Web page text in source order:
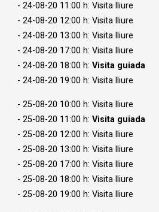
- 24-08-20 11:00 h: Visita lliure
- 24-08-20 12:00 h: Visita lliure
- 24-08-20 13:00 h: Visita lliure
- 24-08-20 17:00 h: Visita lliure
- 24-08-20 18:00 h: Visita guiada
- 24-08-20 19:00 h: Visita lliure
- 25-08-20 10:00 h: Visita lliure
- 25-08-20 11:00 h: Visita guiada
- 25-08-20 12:00 h: Visita lliure
- 25-08-20 13:00 h: Visita lliure
- 25-08-20 17:00 h: Visita lliure
- 25-08-20 18:00 h: Visita lliure
- 25-08-20 19:00 h: Visita lliure